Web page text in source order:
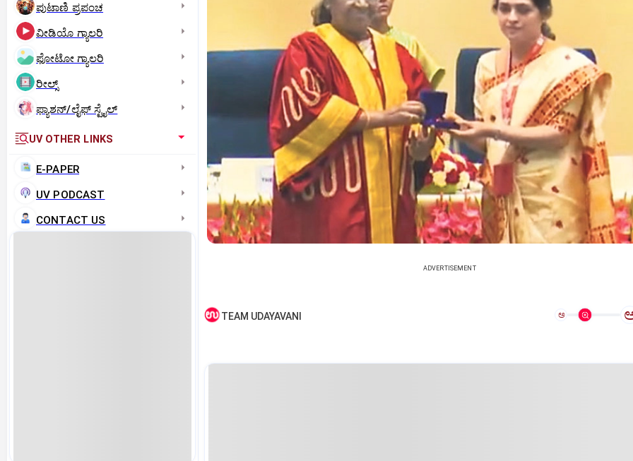
ಪುಟಾಣಿ ಪ್ರಪಂಚ
ವೀಡಿಯೊ ಗ್ಯಾಲರಿ
ಫೋಟೋ ಗ್ಯಾಲರಿ
ರೀಲ್ಸ್
ಫ್ಯಾಶನ್/ಲೈಫ್‌ ಸ್ಟೈಲ್
UV OTHER LINKS
E-PAPER
UV PODCAST
CONTACT US
ADVERTISEMENT
TEAM UDAYAVANI ಅ